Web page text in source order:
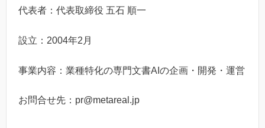
代表者：代表取締役 五石 順一
設立：2004年2月
事業内容：業種特化の専門文書AIの企画・開発・運営
お問合せ先：pr@metareal.jp